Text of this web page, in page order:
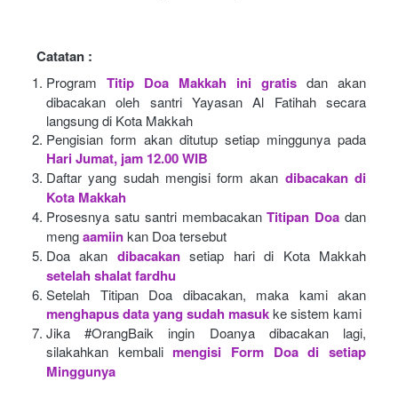
Catatan :
Program Titip Doa Makkah ini gratis dan akan
dibacakan oleh santri Yayasan Al Fatihah secara
langsung di Kota Makkah
Pengisian form akan ditutup setiap minggunya pada
Hari Jumat, jam 12.00 WIB
Daftar yang sudah mengisi form akan dibacakan di
Kota Makkah
Prosesnya satu santri membacakan Titipan Doa dan
mengaamiinkan Doa tersebut
Doa akan dibacakan setiap hari di Kota Makkah
setelah shalat fardhu
Setelah Titipan Doa dibacakan, maka kami akan
menghapus data yang sudah masukke sistem kami
Jika #OrangBaik ingin Doanya dibacakan lagi,
silakahkan kembali mengisi Form Doa di setiap
Minggunya